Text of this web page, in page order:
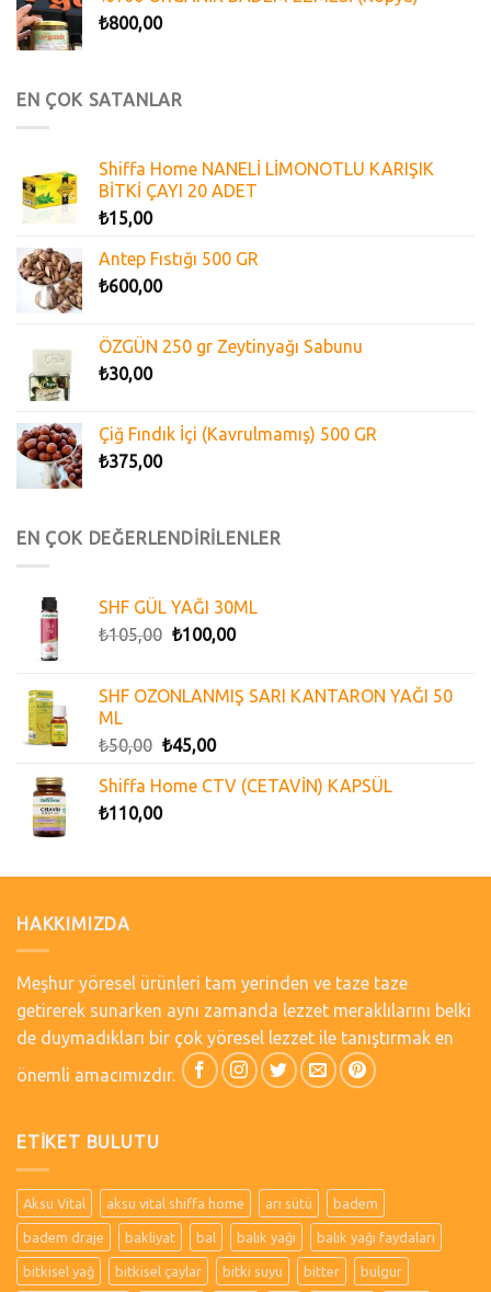
₺800,00
EN ÇOK SATANLAR
Shiffa Home NANELİ LİMONOTLU KARIŞIK
BİTKİ ÇAYI 20 ADET
₺15,00
Antep Fıstığı 500 GR
₺600,00
ÖZGÜN 250 gr Zeytinyağı Sabunu
₺30,00
Çiğ Fındık İçi (Kavrulmamış) 500 GR
₺375,00
EN ÇOK DEĞERLENDİRİLENLER
SHF GÜL YAĞI 30ML
₺105,00 ₺100,00
SHF OZONLANMIŞ SARI KANTARON YAĞI 50
ML
₺50,00 ₺45,00
Shiffa Home CTV (CETAVİN) KAPSÜL
₺110,00
HAKKIMIZDA
Meşhur yöresel ürünleri tam yerinden ve taze taze
getirerek sunarken aynı zamanda lezzet meraklılarını belki
de duymadıkları bir çok yöresel lezzet ile tanıştırmak en
önemli amacımızdır.
ETIKET BULUTU
Aksu Vital aksu vital shiffa home arı sütü badem
badem draje bakliyat bal balık yağı balık yağı faydaları
bitkisel yağ bitkisel çaylar bitki suyu bitter bulgur